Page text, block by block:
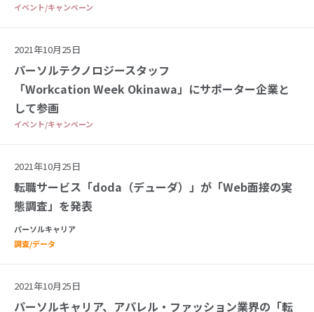
イベント/キャンペーン
2021年10月25日
パーソルテクノロジースタッフ
「Workcation Week Okinawa」にサポーター企業と
して参画
イベント/キャンペーン
2021年10月25日
転職サービス「doda（デューダ）」が「Web面接の実
態調査」を発表
パーソルキャリア
調査/データ
2021年10月25日
パーソルキャリア、アパレル・ファッション業界の「転